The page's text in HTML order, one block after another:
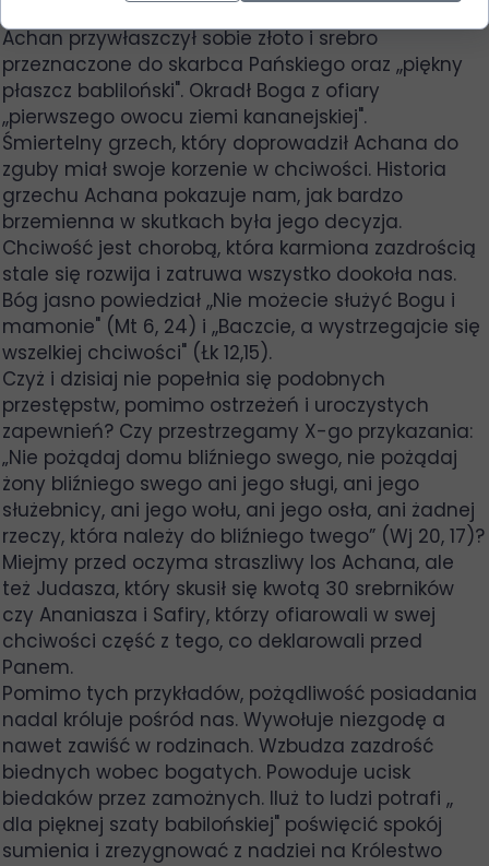
Achan przywłaszczył sobie złoto i srebro
przeznaczone do skarbca Pańskiego oraz ,,piękny
płaszcz babliloński". Okradł Boga z ofiary
,,pierwszego owocu ziemi kananejskiej".
Śmiertelny grzech, który doprowadził Achana do
zguby miał swoje korzenie w chciwości. Historia
grzechu Achana pokazuje nam, jak bardzo
brzemienna w skutkach była jego decyzja.
Chciwość jest chorobą, która karmiona zazdrością
stale się rozwija i zatruwa wszystko dookoła nas.
Bóg jasno powiedział ,,Nie możecie służyć Bogu i
mamonie" (Mt 6, 24) i ,,Baczcie, a wystrzegajcie się
wszelkiej chciwości" (Łk 12,15).
Czyż i dzisiaj nie popełnia się podobnych
przestępstw, pomimo ostrzeżeń i uroczystych
zapewnień? Czy przestrzegamy X-go przykazania:
„Nie pożądaj domu bliźniego swego, nie pożądaj
żony bliźniego swego ani jego sługi, ani jego
służebnicy, ani jego wołu, ani jego osła, ani żadnej
rzeczy, która należy do bliźniego twego” (Wj 20, 17)?
Miejmy przed oczyma straszliwy los Achana, ale
też Judasza, który skusił się kwotą 30 srebrników
czy Ananiasza i Safiry, którzy ofiarowali w swej
chciwości część z tego, co deklarowali przed
Panem.
Pomimo tych przykładów, pożądliwość posiadania
nadal króluje pośród nas. Wywołuje niezgodę a
nawet zawiść w rodzinach. Wzbudza zazdrość
biednych wobec bogatych. Powoduje ucisk
biedaków przez zamożnych. Iluż to ludzi potrafi ,,
dla pięknej szaty babilońskiej" poświęcić spokój
sumienia i zrezygnować z nadziei na Królestwo